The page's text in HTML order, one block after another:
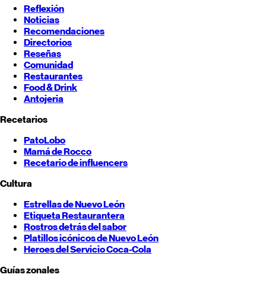
Reflexión
Noticias
Recomendaciones
Directorios
Reseñas
Comunidad
Restaurantes
Food & Drink
Antojeria
Recetarios
PatoLobo
Mamá de Rocco
Recetario de influencers
Cultura
Estrellas deNuevo León
Etiqueta Restaurantera
Rostros detrás del sabor
Platillos icónicos deNuevo León
Heroes del Servicio Coca-Cola
Guías zonales